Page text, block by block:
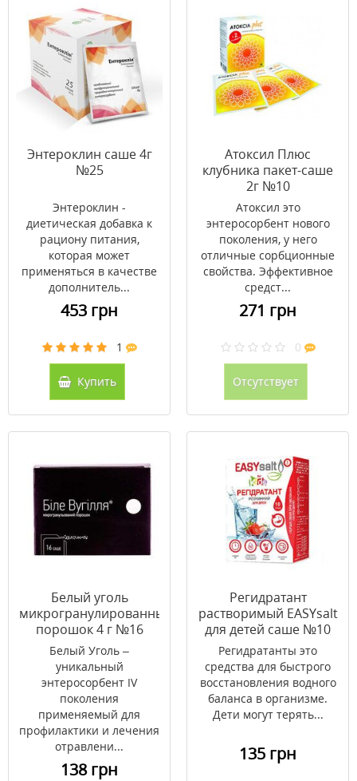
Энтероклин саше 4г
№25
Энтероклин -
диетическая добавка к
рациону питания,
которая может
применяться в качестве
дополнитель...
453 грн
1
Купить
Атоксил Плюс
клубника пакет-саше
2г №10
Атоксил это
энтеросорбент нового
поколения, у него
отличные сорбционные
свойства. Эффективное
средст...
271 грн
0
Отсутствует
Белый уголь
микрогранулированный
порошок 4 г №16
Белый Уголь –
уникальный
энтеросорбент IV
поколения
применяемый для
профилактики и лечения
отравлени...
138 грн
Регидратант
растворимый EASYsalt
для детей саше №10
Регидратанты это
средства для быстрого
восстановления водного
баланса в организме.
Дети могут терять...
135 грн